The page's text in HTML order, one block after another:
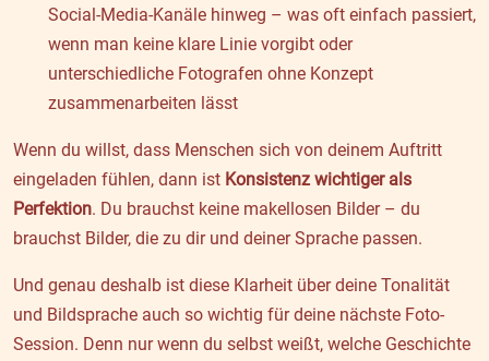
Social-Media-Kanäle hinweg – was oft einfach passiert,
wenn man keine klare Linie vorgibt oder
unterschiedliche Fotografen ohne Konzept
zusammenarbeiten lässt
Wenn du willst, dass Menschen sich von deinem Auftritt
eingeladen fühlen, dann ist Konsistenz wichtiger als
Perfektion. Du brauchst keine makellosen Bilder – du
brauchst Bilder, die zu dir und deiner Sprache passen.
Und genau deshalb ist diese Klarheit über deine Tonalität
und Bildsprache auch so wichtig für deine nächste Foto-
Session. Denn nur wenn du selbst weißt, welche Geschichte